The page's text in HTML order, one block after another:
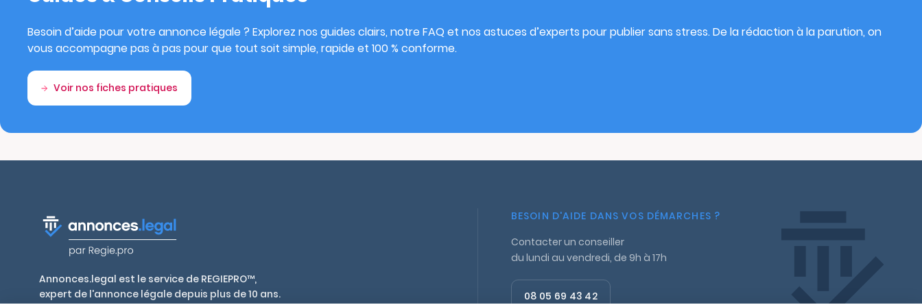
Besoin d’aide pour votre annonce légale ? Explorez nos guides clairs, notre FAQ et nos astuces d’experts pour publier sans stress. De la rédaction à la parution, on
vous accompagne pas à pas pour que tout soit simple, rapide et 100 % conforme.
Voir nos fiches pratiques
Annonces.legal est le service de REGIEPRO™,
expert de l'annonce légale depuis plus de 10 ans.
BESOIN D'AIDE DANS VOS DÉMARCHES ?
Contacter un conseiller
du lundi au vendredi, de 9h à 17h
08 05 69 43 42